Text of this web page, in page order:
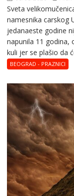
Svеta
namesnika carskog
јеdanaеstе gоdinе
napunila 11 gоdina,
kuli jer se plašio da
BEOGRAD - PRAZNICI